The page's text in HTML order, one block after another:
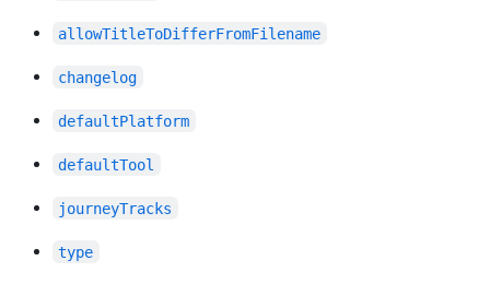
allowTitleToDifferFromFilename
changelog
defaultPlatform
defaultTool
journeyTracks
type